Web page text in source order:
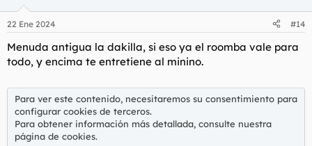
e
:
22 Ene 2024 #14
Menuda antigua la dakilla, si eso ya el roomba vale para
todo, y encima te entretiene al minino.
Para ver este contenido, necesitaremos su consentimiento para
configurar cookies de terceros.
Para obtener información más detallada, consulte nuestra
página de cookies.